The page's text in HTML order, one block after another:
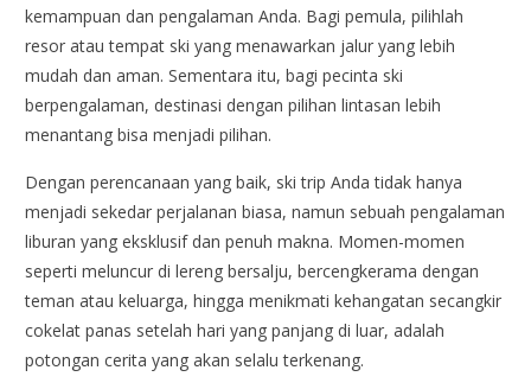
kemampuan dan pengalaman Anda. Bagi pemula, pilihlah
resor atau tempat ski yang menawarkan jalur yang lebih
mudah dan aman. Sementara itu, bagi pecinta ski
berpengalaman, destinasi dengan pilihan lintasan lebih
menantang bisa menjadi pilihan.
Dengan perencanaan yang baik, ski trip Anda tidak hanya
menjadi sekedar perjalanan biasa, namun sebuah pengalaman
liburan yang eksklusif dan penuh makna. Momen-momen
seperti meluncur di lereng bersalju, bercengkerama dengan
teman atau keluarga, hingga menikmati kehangatan secangkir
cokelat panas setelah hari yang panjang di luar, adalah
potongan cerita yang akan selalu terkenang.